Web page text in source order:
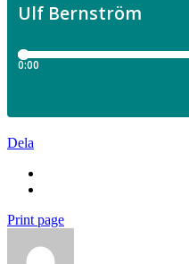
Dela
Print page